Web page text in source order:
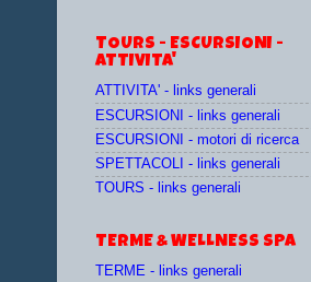
TOURS - ESCURSIONI -
ATTIVITA'
ATTIVITA' - links generali
ESCURSIONI - links generali
ESCURSIONI - motori di ricerca
SPETTACOLI - links generali
TOURS - links generali
TERME & WELLNESS SPA
TERME - links generali